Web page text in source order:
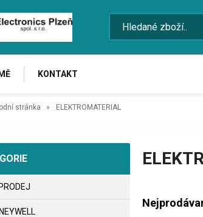
KONTAKT
stránka ELEKTROMATERIAL